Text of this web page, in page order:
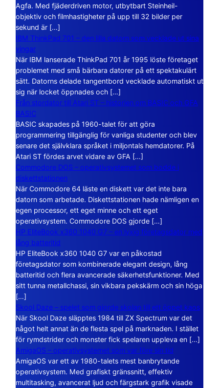
Agfa. Med fjäderdriven motor, utbytbart Steinheil-
objektiv och filmhastigheter på upp till 32 bilder per
sekund är […]
IBM ThinkPad 701 – den lilla datorn som vecklade ut sina
vingar
När IBM lanserade ThinkPad 701 år 1995 löste företaget
problemet med små bärbara datorer på ett spektakulärt
sätt. Datorns delade tangentbord vecklade automatiskt ut
sig när locket öppnades och […]
Från stordator till Atari ST – historien om BASIC och GFA
BASIC
BASIC skapades på 1960-talet för att göra
programmering tillgänglig för vanliga studenter och blev
senare det självklara språket i miljontals hemdatorer. På
Atari ST fördes arvet vidare av GFA […]
Commodore DOS – operativsystemet som bodde i
diskettstationen
När Commodore 64 läste en diskett var det inte bara
datorn som arbetade. Diskettstationen hade nämligen en
egen processor, ett eget minne och ett eget
operativsystem. Commodore DOS gjorde […]
HP EliteBook x360 1040 G7 – en lyxig företagsdator med
lång batteritid
HP EliteBook x360 1040 G7 var en påkostad
företagsdator som kombinerade elegant design, lång
batteritid och flera avancerade säkerhetsfunktioner. Med
sitt tunna metallchassi, sin vikbara pekskärm och sin höga
[…]
Skool Daze – spelet som gjorde skolan till ett öppet kaos
När Skool Daze släpptes 1984 till ZX Spectrum var det
något helt annat än de flesta spel på marknaden. I stället
för rymdstrider och monster fick spelaren uppleva en […]
AmigaOS – operativsystemet som var före sin tid
AmigaOS var ett av 1980-talets mest banbrytande
operativsystem. Med grafiskt gränssnitt, effektiv
multitasking, avancerat ljud och färgstark grafik visade